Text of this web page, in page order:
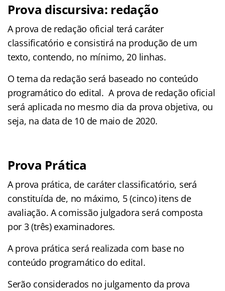
Prova discursiva: redação
A prova de redação oficial terá caráter
classificatório e consistirá na produção de um
texto, contendo, no mínimo, 20 linhas.
O tema da redação será baseado no conteúdo
programático do edital. A prova de redação oficial
será aplicada no mesmo dia da prova objetiva, ou
seja, na data de 10 de maio de 2020.
Prova Prática
A prova prática, de caráter classificatório, será
constituída de, no máximo, 5 (cinco) itens de
avaliação. A comissão julgadora será composta
por 3 (três) examinadores.
A prova prática será realizada com base no
conteúdo programático do edital.
Serão considerados no julgamento da prova